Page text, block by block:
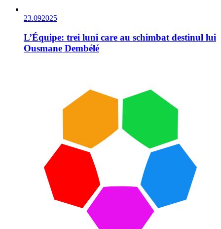
23.092025
L’Équipe: trei luni care au schimbat destinul lui
Ousmane Dembélé